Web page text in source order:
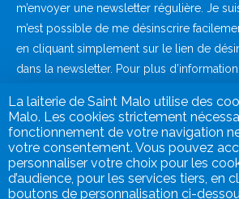
La laiterie de Saint Malo utilise des
Malo. Les cookies strictement
fonctionnement de votre navigation
votre consentement. Vous pouvez
personnaliser votre choix pour les
d’audience, pour les services tiers, en
boutons de personnalisation ci-
m’envoyer une newsletter régulière. Je
m’est possible de me désinscrire
en cliquant simplement sur le lien de
dans la newsletter. Pour plus
de protection des données.